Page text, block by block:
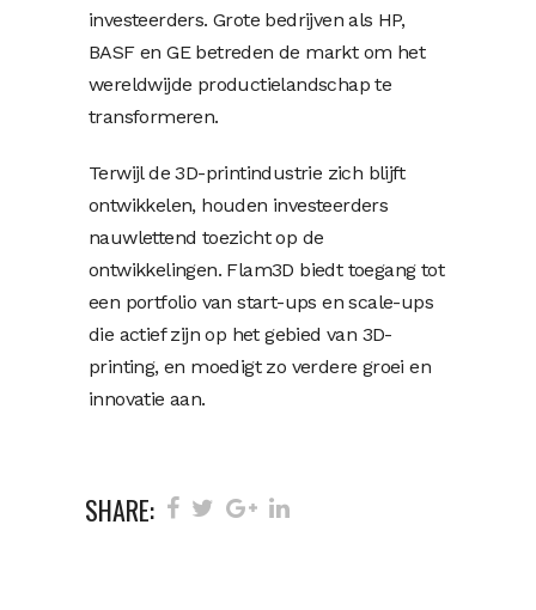
investeerders. Grote bedrijven als HP,
BASF en GE betreden de markt om het
wereldwijde productielandschap te
transformeren.
Terwijl de 3D-printindustrie zich blijft
ontwikkelen, houden investeerders
nauwlettend toezicht op de
ontwikkelingen. Flam3D biedt toegang tot
een portfolio van start-ups en scale-ups
die actief zijn op het gebied van 3D-
printing, en moedigt zo verdere groei en
innovatie aan.
SHARE: